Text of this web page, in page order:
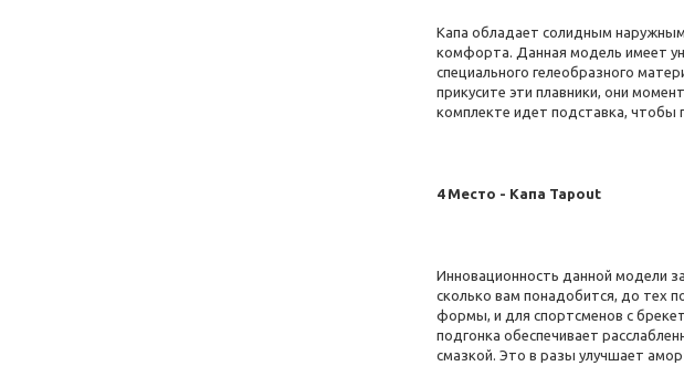
Капа обладает солидным
комфорта. Данная модель имеет
специального гелеобразного
прикусите эти плавники, они
комплекте идет подставка, чтобы
4 Место - Капа Tapout
Инновационность данной модели
сколько вам понадобится, до тех
формы, и для спортсменов с
подгонка обеспечивает
смазкой. Это в разы улучшает